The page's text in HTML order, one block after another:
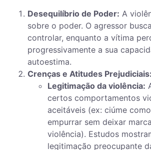
Desequilíbrio de Poder: A
sobre o poder. O agressor
controlar, enquanto a vítima
progressivamente a sua
autoestima.
Crenças e Atitudes Prejudiciais:
Legitimação da violência:
certos comportamentos
aceitáveis (ex: ciúme
empurrar sem deixar
violência). Estudos
legitimação preocupante